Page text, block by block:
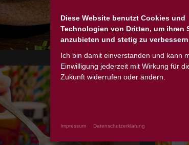
Diese Website benutzt Cookies und
Technologien von Dritten, um ihren
anzubieten und stetig zu
Ich bin damit einverstanden und kann
Einwilligung jederzeit mit Wirkung für
Zukunft widerrufen oder ändern.
Impressum Datenschutzerklärung